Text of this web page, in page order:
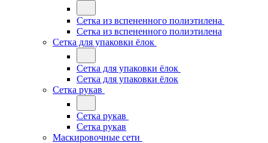
Сетка из вспененного полиэтилена
Сетка из вспененного полиэтилена
Сетка для упаковки ёлок
Сетка для упаковки ёлок
Сетка для упаковки ёлок
Сетка рукав
Сетка рукав
Сетка рукав
Маскировочные сети